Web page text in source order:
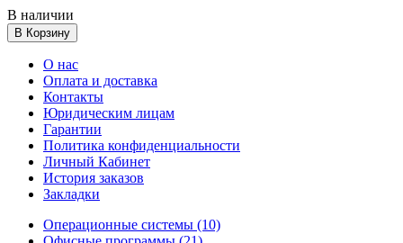
В наличии
В Корзину
O нас
Оплата и доставка
Контакты
Юридическим лицам
Гарантии
Политика конфиденциальности
Личный Кабинет
История заказов
Закладки
Операционные системы (10)